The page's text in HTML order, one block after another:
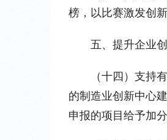
榜，以比赛激发创
五、提升企业
（十四）支持
的制造业创新中心
申报的项目给予加